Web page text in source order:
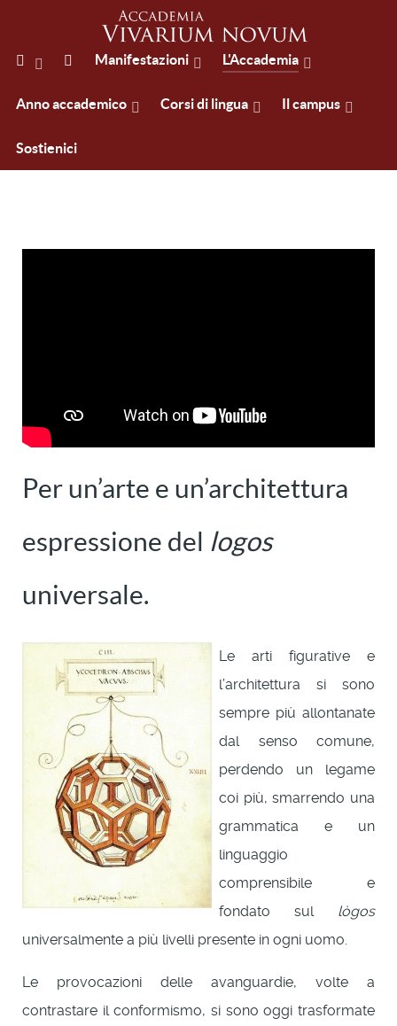
Manifestazioni L'Accademia
Anno accademico Corsi di lingua Il campus
Sostienici
Per un’arte e un’architettura
espressione del logos
universale.
Le arti figurative e
l’architettura si sono
sempre più allontanate
dal senso comune,
perdendo un legame
coi più, smarrendo una
grammatica e un
linguaggio
comprensibile e
fondato sul lògos
universalmente a più livelli presente in ogni uomo.
Le provocazioni delle avanguardie, volte a
contrastare il conformismo, si sono oggi trasformate